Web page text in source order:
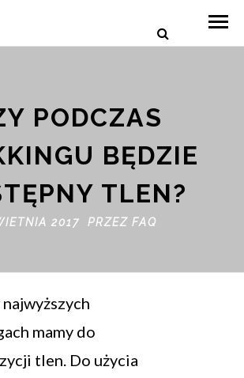
PODCZAS
BĘDZIE
TLEN?
2017 PRZEZ FAQ
najwyższych
mamy do
tlen. Do użycia